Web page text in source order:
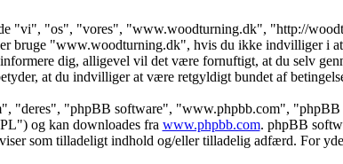
"vi", "os", "vores", "www.woodturning.dk", "http://
bruge "www.woodturning.dk", hvis du ikke indvilliger i
dig, alligevel vil det være fornuftigt, at du selv
at du indvilliger at være retgyldigt bundet af
"deres", "phpBB software", "www.phpbb.com",
og kan downloades fra www.phpbb.com. phpBB
som tilladeligt indhold og/eller tilladelig adfærd. For